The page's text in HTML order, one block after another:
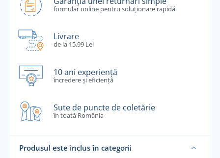
formular online pentru soluționare rapidă
Livrare
de la 15,99 Lei
10 ani experiență
încredere și eficiență
Sute de puncte de coletărie
în toată România
Produsul este inclus în categorii